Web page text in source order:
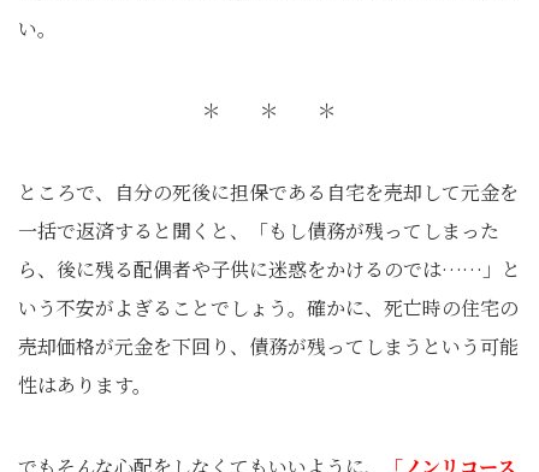
い。
＊ ＊ ＊
ところで、自分の死後に担保である自宅を売却して元金を
一括で返済すると聞くと、「もし債務が残ってしまった
ら、後に残る配偶者や子供に迷惑をかけるのでは……」と
いう不安がよぎることでしょう。確かに、死亡時の住宅の
売却価格が元金を下回り、債務が残ってしまうという可能
性はあります。